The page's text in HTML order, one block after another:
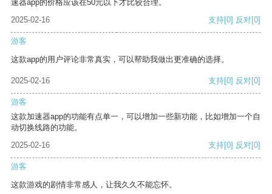
速器app的价格应该在50元以下才比较合理。
2025-02-16
支持[0] 反对[0]
游客
这款app的用户评论非常真实，可以帮助我做出更准确的选择。
2025-02-16 支持[0] 反对[0]
游客
这款加速器app的功能有点单一，可以增加一些新功能，比如增加一个自
动切换线路的功能。
2025-02-16
支持[0] 反对[0]
游客
这款游戏的剧情非常感人，让我久久不能忘怀。